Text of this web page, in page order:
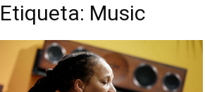
Etiqueta: Music